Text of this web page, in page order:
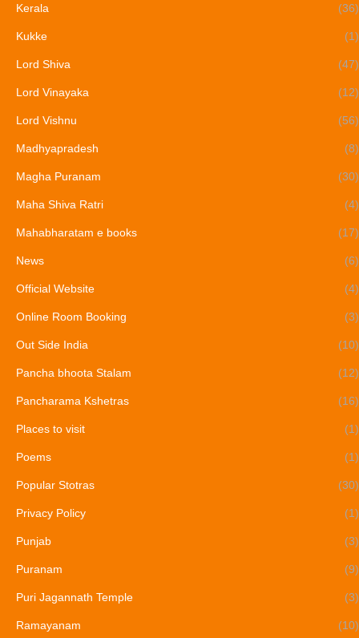
Kerala (36)
Kukke (1)
Lord Shiva (47)
Lord Vinayaka (12)
Lord Vishnu (56)
Madhyapradesh (8)
Magha Puranam (30)
Maha Shiva Ratri (4)
Mahabharatam e books (17)
News (6)
Official Website (4)
Online Room Booking (3)
Out Side India (10)
Pancha bhoota Stalam (12)
Pancharama Kshetras (16)
Places to visit (1)
Poems (1)
Popular Stotras (30)
Privacy Policy (1)
Punjab (3)
Puranam (9)
Puri Jagannath Temple (3)
Ramayanam (10)